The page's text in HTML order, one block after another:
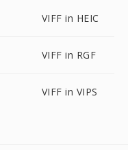
VIFF in HEIC
VIFF in RGF
VIFF in VIPS